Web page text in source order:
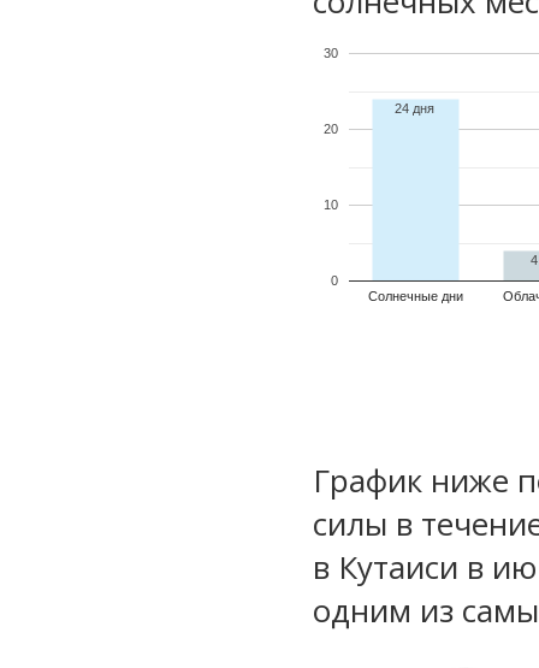
Солнечные дни
0
10
20
30
24 дня
График ниже
силы в
в Кутаиси в
одним из